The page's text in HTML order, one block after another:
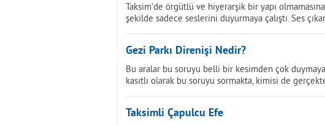
Taksim’de örgütlü ve hiyerarşik bir yapı
şekilde sadece seslerini duyurmaya çalıştı. Ses
Gezi Parkı Direnişi Nedir?
Bu aralar bu soruyu belli bir kesimden çok
kasıtlı olarak bu soruyu sormakta, kimisi de
Taksimli Çapulcu Efe